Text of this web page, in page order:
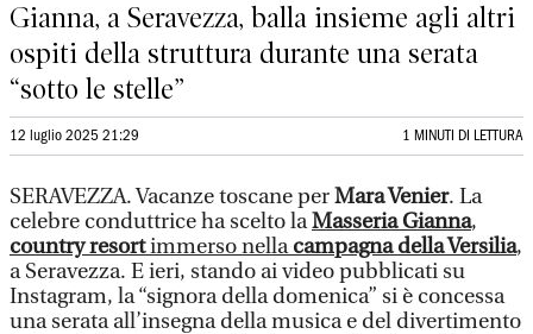
Gianna, a Seravezza, balla insieme agli altri
ospiti della struttura durante una serata
“sotto le stelle”
12 luglio 2025 21:29 1 MINUTI DI LETTURA
SERAVEZZA. Vacanze toscane perMara Venier. La
celebre conduttrice ha scelto laMasseria Gianna,
country resortimmerso nellacampagna della Versilia,
a Seravezza. E ieri, stando ai video pubblicati su
Instagram, la “signora della domenica” si è concessa
una serata all’insegna della musica e del divertimento